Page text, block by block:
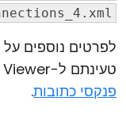
לפרטים נוספים על
טעינתם ל-Viewer או פריקתם, אנא עיין בדף זה:
פנקסי כתובות.